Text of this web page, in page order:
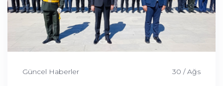
Güncel Haberler 30 / Ağs